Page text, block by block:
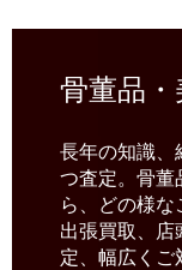
骨董品・
長年の知識、
つ査定。骨董
ら、どの様な
出張買取、店
定、幅広くご